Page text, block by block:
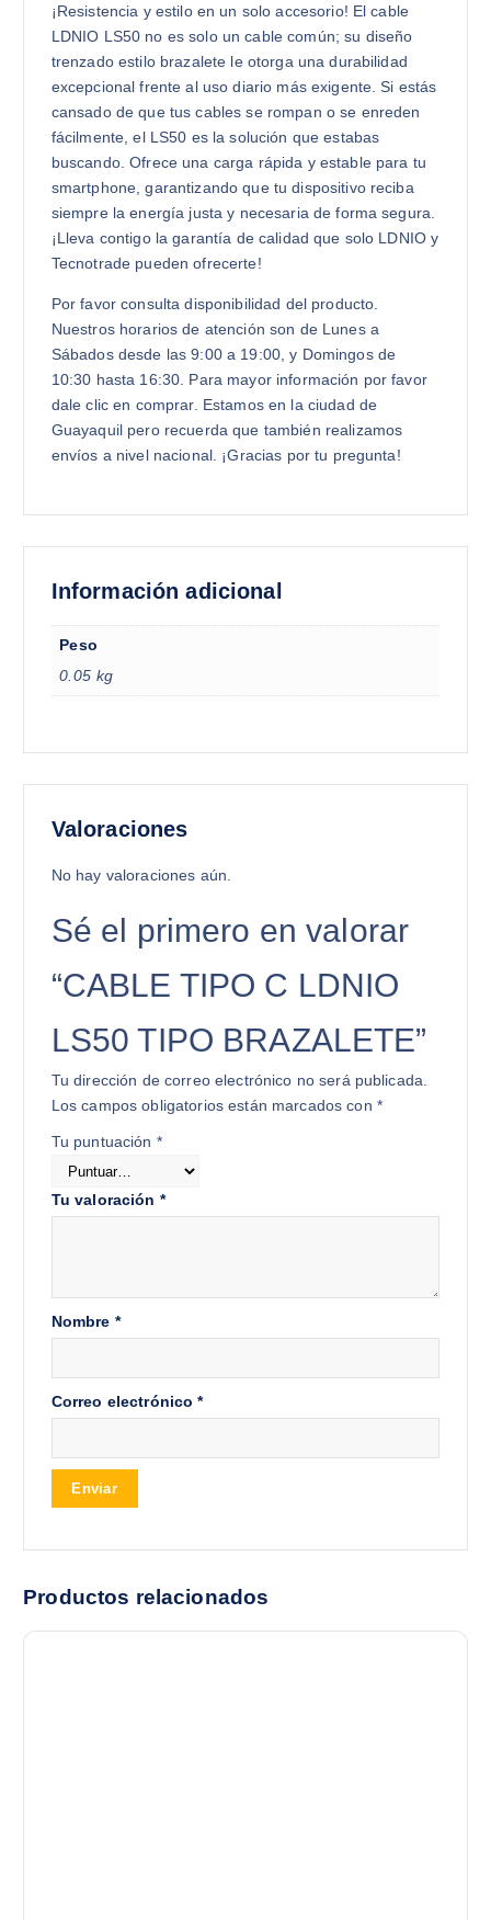
¡Resistencia y estilo en un solo accesorio! El cable
LDNIO LS50 no es solo un cable común; su diseño
trenzado estilo brazalete le otorga una durabilidad
excepcional frente al uso diario más exigente. Si estás
cansado de que tus cables se rompan o se enreden
fácilmente, el LS50 es la solución que estabas
buscando. Ofrece una carga rápida y estable para tu
smartphone, garantizando que tu dispositivo reciba
siempre la energía justa y necesaria de forma segura.
¡Lleva contigo la garantía de calidad que solo LDNIO y
Tecnotrade pueden ofrecerte!
Por favor consulta disponibilidad del producto.
Nuestros horarios de atención son de Lunes a
Sábados desde las 9:00 a 19:00, y Domingos de
10:30 hasta 16:30. Para mayor información por favor
dale clic en comprar. Estamos en la ciudad de
Guayaquil pero recuerda que también realizamos
envíos a nivel nacional. ¡Gracias por tu pregunta!
Información adicional
Peso
0.05 kg
Valoraciones
No hay valoraciones aún.
Sé el primero en valorar
“CABLE TIPO C LDNIO
LS50 TIPO BRAZALETE”
Tu dirección de correo electrónico no será publicada.
Los campos obligatorios están marcados con *
Tu puntuación *
Tu valoración *
Nombre *
Correo electrónico*
Productos relacionados